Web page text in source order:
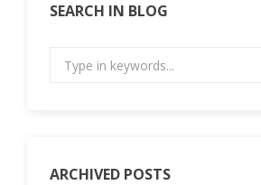
SEARCH IN BLOG
ARCHIVED POSTS